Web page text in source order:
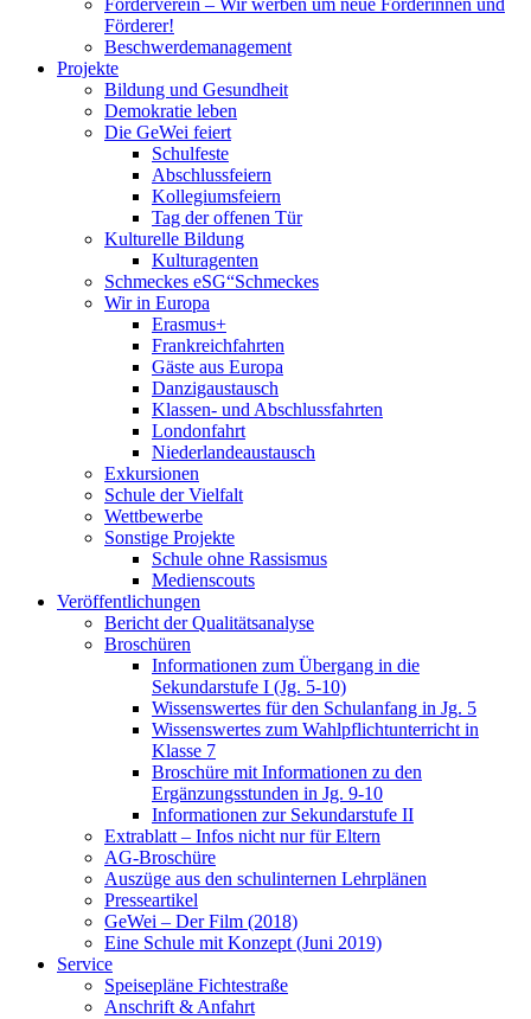
Förderverein – Wir werben um neue Förderinnen und
Förderer!
Beschwerdemanagement
Projekte
Bildung und Gesundheit
Demokratie leben
Die GeWei feiert
Schulfeste
Abschlussfeiern
Kollegiumsfeiern
Tag der offenen Tür
Kulturelle Bildung
Kulturagenten
Schmeckes eSG“Schmeckes
Wir in Europa
Erasmus+
Frankreichfahrten
Gäste aus Europa
Danzigaustausch
Klassen- und Abschlussfahrten
Londonfahrt
Niederlandeaustausch
Exkursionen
Schule der Vielfalt
Wettbewerbe
Sonstige Projekte
Schule ohne Rassismus
Medienscouts
Veröffentlichungen
Bericht der Qualitätsanalyse
Broschüren
Informationen zum Übergang in die
Sekundarstufe I (Jg. 5-10)
Wissenswertes für den Schulanfang in Jg. 5
Wissenswertes zum Wahlpflichtunterricht in
Klasse 7
Broschüre mit Informationen zu den
Ergänzungsstunden in Jg. 9-10
Informationen zur Sekundarstufe II
Extrablatt – Infos nicht nur für Eltern
AG-Broschüre
Auszüge aus den schulinternen Lehrplänen
Presseartikel
GeWei – Der Film (2018)
Eine Schule mit Konzept (Juni 2019)
Service
Speisepläne Fichtestraße
Anschrift & Anfahrt